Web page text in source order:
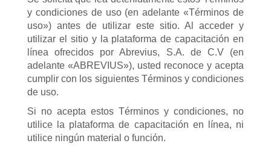
y condiciones de uso (en adelante «Términos de
uso») antes de utilizar este sitio. Al acceder y
utilizar el sitio y la plataforma de capacitación en
línea ofrecidos por Abrevius, S.A. de C.V (en
adelante «ABREVIUS»), usted reconoce y acepta
cumplir con los siguientes Términos y condiciones
de uso.
Si no acepta estos Términos y condiciones, no
utilice la plataforma de capacitación en línea, ni
utilice ningún material o función.